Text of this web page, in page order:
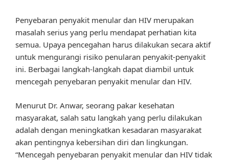
Penyebaran penyakit menular dan HIV merupakan
masalah serius yang perlu mendapat perhatian kita
semua. Upaya pencegahan harus dilakukan secara aktif
untuk mengurangi risiko penularan penyakit-penyakit
ini. Berbagai langkah-langkah dapat diambil untuk
mencegah penyebaran penyakit menular dan HIV.
Menurut Dr. Anwar, seorang pakar kesehatan
masyarakat, salah satu langkah yang perlu dilakukan
adalah dengan meningkatkan kesadaran masyarakat
akan pentingnya kebersihan diri dan lingkungan.
“Mencegah penyebaran penyakit menular dan HIV tidak